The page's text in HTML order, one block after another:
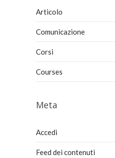
Articolo
Comunicazione
Corsi
Courses
Meta
Accedi
Feed dei contenuti